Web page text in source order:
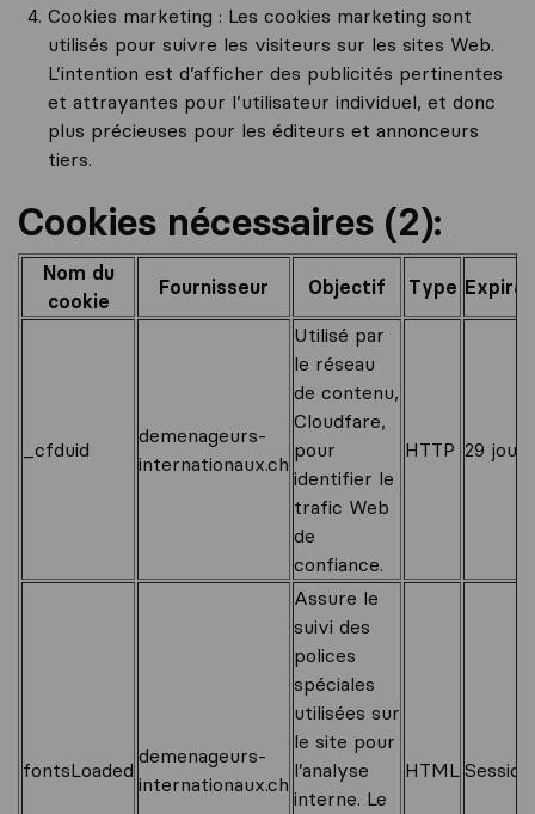
Cookies marketing : Les cookies marketing sont
utilisés pour suivre les visiteurs sur les sites Web.
L’intention est d’afficher des publicités pertinentes
et attrayantes pour l’utilisateur individuel, et donc
plus précieuses pour les éditeurs et annonceurs
tiers.
Cookies nécessaires (2):
Nom du
cookie
Fournisseur Objectif Type
_cfduid
demenageurs-
internationaux.ch
Utilisé par
le réseau
de contenu,
Cloudfare,
pour
identifier le
trafic Web
de
confiance.
HTTP 29 jours
fontsLoaded
demenageurs-
internationaux.ch
Assure le
suivi des
polices
spéciales
utilisées sur
le site pour
l’analyse
interne. Le
HTML Session